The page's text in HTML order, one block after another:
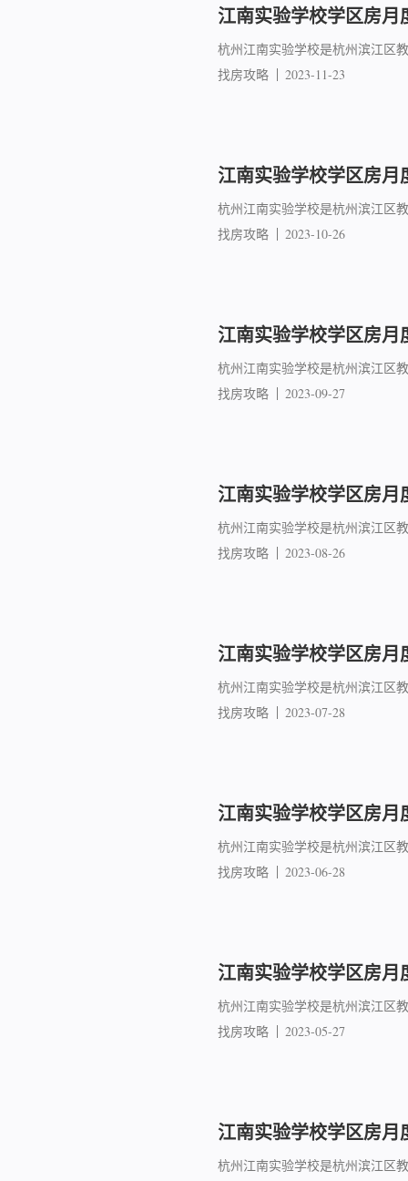
江南实验学校学区房月
杭州江南实验学校是杭州滨江区
找房攻略
2023-11-23
江南实验学校学区房月
杭州江南实验学校是杭州滨江区
找房攻略
2023-10-26
江南实验学校学区房月
杭州江南实验学校是杭州滨江区
找房攻略
2023-09-27
江南实验学校学区房月
杭州江南实验学校是杭州滨江区
找房攻略
2023-08-26
江南实验学校学区房月
杭州江南实验学校是杭州滨江区
找房攻略
2023-07-28
江南实验学校学区房月
杭州江南实验学校是杭州滨江区
找房攻略
2023-06-28
江南实验学校学区房月
杭州江南实验学校是杭州滨江区
找房攻略
2023-05-27
江南实验学校学区房月
杭州江南实验学校是杭州滨江区